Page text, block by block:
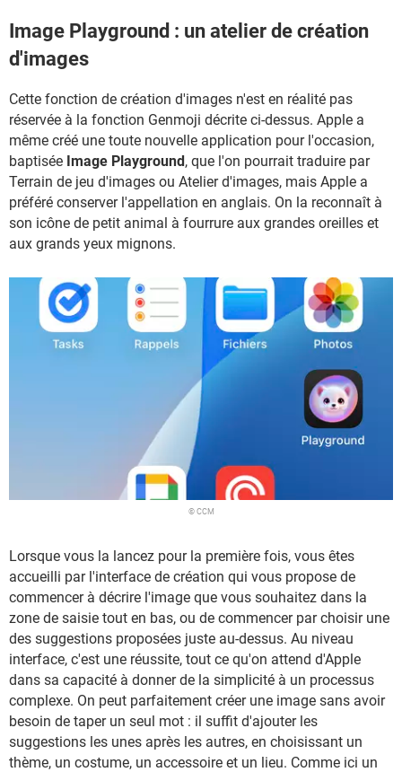
Image Playground : un atelier de création
d'images
Cette fonction de création d'images n'est en réalité pas
réservée à la fonction Genmoji décrite ci-dessus. Apple a
même créé une toute nouvelle application pour l'occasion,
baptisée Image Playground , que l'on pourrait traduire par
Terrain de jeu d'images ou Atelier d'images, mais Apple a
préféré conserver l'appellation en anglais. On la reconnaît à
son icône de petit animal à fourrure aux grandes oreilles et
aux grands yeux mignons.
© CCM
Lorsque vous la lancez pour la première fois, vous êtes
accueilli par l'interface de création qui vous propose de
commencer à décrire l'image que vous souhaitez dans la
zone de saisie tout en bas, ou de commencer par choisir une
des suggestions proposées juste au-dessus. Au niveau
interface, c'est une réussite, tout ce qu'on attend d'Apple
dans sa capacité à donner de la simplicité à un processus
complexe. On peut parfaitement créer une image sans avoir
besoin de taper un seul mot : il suffit d'ajouter les
suggestions les unes après les autres, en choisissant un
thème, un costume, un accessoire et un lieu. Comme ici un